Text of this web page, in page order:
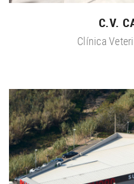
C.V.
Clínica